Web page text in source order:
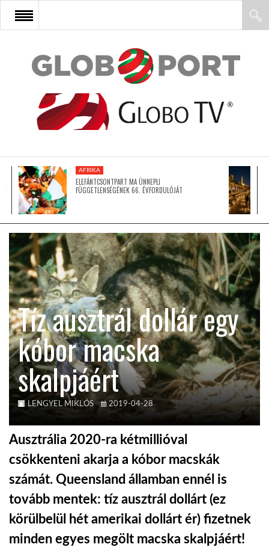
FŐOLDAL
AFRIKA
ÁZSIA
LATIN-AMERIKA
KÖZEL-KELET
AUSZTRÁLIA
A VILÁG ITTHON
GLOBOTV BP
HÍR3D
AFRIKA
ELEFÁNTCSONTPART MA ÜNNEPLI
FÜGGETLENSÉGÉNEK 66. ÉVFORDULÓJÁT
Tíz ausztrál dollár egy
kóbor macska
skalpjáért
LENGYEL MIKLÓS 2019-04-28
Ausztrália 2020-ra kétmillióval
csökkenteni akarja a kóbor macskák
számát. Queensland államban ennél is
tovább mentek: tíz ausztrál dollárt (ez
körülbelül hét amerikai dollárt ér) fizetnek
minden egyes megölt macska skalpjáért!